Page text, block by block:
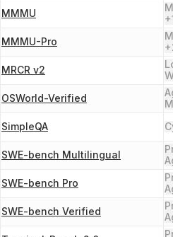
MMMU
+
MMMU-Pro
+
MRCR v2
OSWorld-Verified
SimpleQA
SWE-bench Multilingual
SWE-bench Pro
SWE-bench Verified